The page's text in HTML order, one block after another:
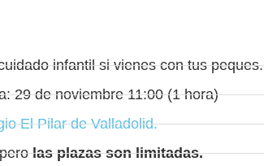
infantil si vienes con tus peques.
29 de noviembre 11:00 (1 hora)
El Pilar de Valladolid.
las plazas son limitadas.